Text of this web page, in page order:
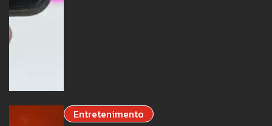
Entretenimento